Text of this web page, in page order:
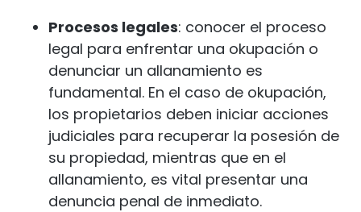
Procesos legales: conocer el proceso
legal para enfrentar una okupación o
denunciar un allanamiento es
fundamental. En el caso de okupación,
los propietarios deben iniciar acciones
judiciales para recuperar la posesión de
su propiedad, mientras que en el
allanamiento, es vital presentar una
denuncia penal de inmediato.